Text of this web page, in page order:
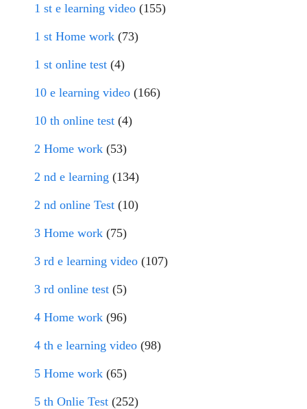
1 st e learning video (155)
1 st Home work (73)
1 st online test (4)
10 e learning video (166)
10 th online test (4)
2 Home work (53)
2 nd e learning (134)
2 nd online Test (10)
3 Home work (75)
3 rd e learning video (107)
3 rd online test (5)
4 Home work (96)
4 th e learning video (98)
5 Home work (65)
5 th Onlie Test (252)